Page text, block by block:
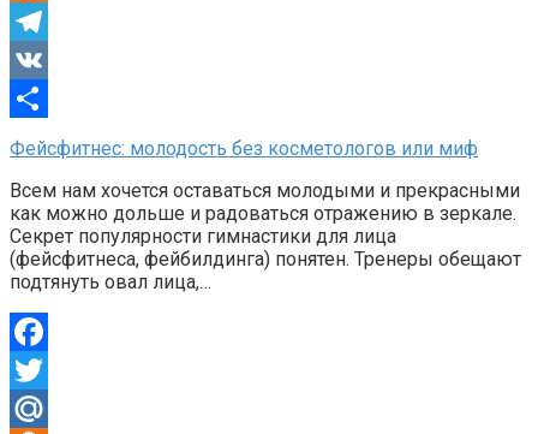
Odnoklassniki
Telegram
VK
Отправить
Фейсфитнес: молодость без косметологов или миф
Всем нам хочется оставаться молодыми и прекрасными
как можно дольше и радоваться отражению в зеркале.
Секрет популярности гимнастики для лица
(фейсфитнеса, фейбилдинга) понятен. Тренеры обещают
подтянуть овал лица,…
Facebook
Twitter